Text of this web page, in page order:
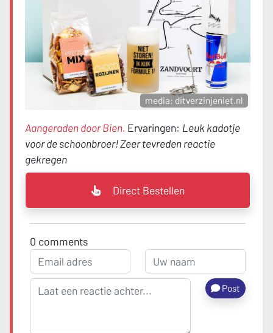
media: ditverzinjeniet.nl
Aangeraden door Bien. Ervaringen: Leuk kadotje
voor de schoonbroer! Zeer tevreden reactie
gekregen
Direct Bestellen
0 comments
Post